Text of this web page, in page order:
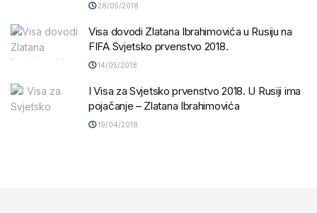
28/05/2018
Visa dovodi Zlatana Ibrahimovića u Rusiju na
FIFA Svjetsko prvenstvo 2018.
14/05/2018
I Visa za Svjetsko prvenstvo 2018. U Rusiji ima
pojačanje – Zlatana Ibrahimovića
19/04/2018